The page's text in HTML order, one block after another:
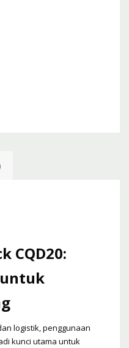
CQD20:
logistik, penggunaan
kunci utama untuk